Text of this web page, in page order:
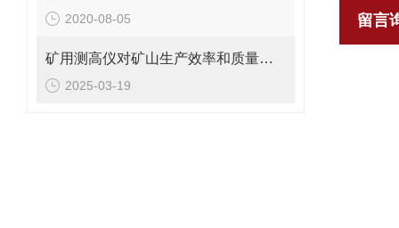
2020-08-05
矿用测高仪对矿山生产效率和质量的积极影响
2025-03-19
留言